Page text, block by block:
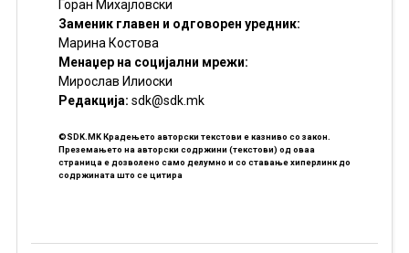
Горан Михајловски
Заменик главен и одговорен уредник:
Марина Костова
Менаџер на социјални мрежи:
Мирослав Илиоски
Редакцијa: sdk@sdk.mk
©SDK.MK Крадењето авторски текстови е казниво со закон.
Преземањето на авторски содржини (текстови) од оваа
страница е дозволено само делумно и со ставање хиперлинк до
содржината што се цитира